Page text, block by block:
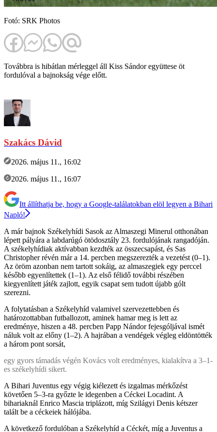
Fotó: SRK Photos
Továbbra is hibátlan mérleggel áll Kiss Sándor együttese öt
fordulóval a bajnokság vége előtt.
Szakács Dávid
2026. május 11., 16:02
2026. május 11., 16:07
Itt állíthatja be, hogy a Google-találatokban elöl legyen a Bihari
Napló!
A már bajnok Székelyhídi Sasok az Almaszegi Minerul otthonában
lépett pályára a labdarúgó ötödosztály 23. fordulójának rangadóján.
A székelyhídiak aktívabban kezdték az összecsapást, és Sas
Christopher révén már a 14. percben megszerezték a vezetést (0–1).
Az öröm azonban nem tartott sokáig, az almaszegiek egy perccel
később egyenlítettek (1–1). Az első félidő további részében
kiegyenlített játék zajlott, egyik csapat sem tudott újabb gólt
szerezni.
A folytatásban a Székelyhíd valamivel szervezettebben és
határozottabban futballozott, aminek hamar meg is lett az
eredménye, hiszen a 48. percben Papp Nándor fejesgóljával ismét
náluk volt az előny (1–2). A hajrában a vendégek végleg eldöntötték
a három pont sorsát,
egy gyors támadás végén Kovács volt eredményes, kialakítva a 3–1-
es székelyhídi sikert.
A Bihari Juventus egy végig kiélezett és izgalmas mérkőzést
követően 5–3-ra győzte le idegenben a Céckei Locadint. A
bihariaknál Enrico Mascia triplázott, míg Szilágyi Denis kétszer
talált be a céckeiek hálójába.
A következő fordulóban a Székelyhíd a Céckét, míg a Juventus a